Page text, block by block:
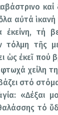
αὐτά ἱκανή
ἐκείνη, τή
τόλμη τῆς
ὡς ἐκεῖ πού
χείλη
στό
«Δέξαι
τό